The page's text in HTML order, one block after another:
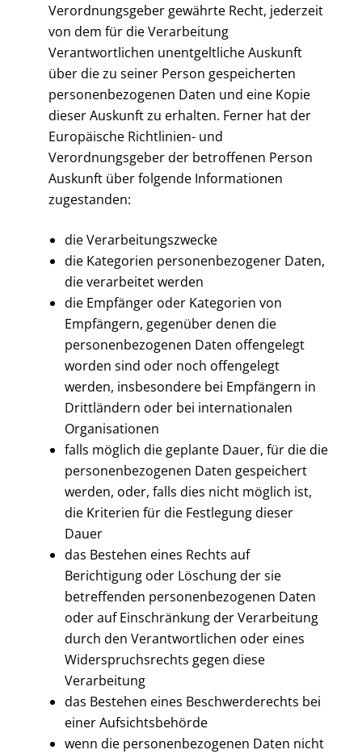
Verordnungsgeber gewährte Recht, jederzeit
von dem für die Verarbeitung
Verantwortlichen unentgeltliche Auskunft
über die zu seiner Person gespeicherten
personenbezogenen Daten und eine Kopie
dieser Auskunft zu erhalten. Ferner hat der
Europäische Richtlinien- und
Verordnungsgeber der betroffenen Person
Auskunft über folgende Informationen
zugestanden:
die Verarbeitungszwecke
die Kategorien personenbezogener Daten,
die verarbeitet werden
die Empfänger oder Kategorien von
Empfängern, gegenüber denen die
personenbezogenen Daten offengelegt
worden sind oder noch offengelegt
werden, insbesondere bei Empfängern in
Drittländern oder bei internationalen
Organisationen
falls möglich die geplante Dauer, für die die
personenbezogenen Daten gespeichert
werden, oder, falls dies nicht möglich ist,
die Kriterien für die Festlegung dieser
Dauer
das Bestehen eines Rechts auf
Berichtigung oder Löschung der sie
betreffenden personenbezogenen Daten
oder auf Einschränkung der Verarbeitung
durch den Verantwortlichen oder eines
Widerspruchsrechts gegen diese
Verarbeitung
das Bestehen eines Beschwerderechts bei
einer Aufsichtsbehörde
wenn die personenbezogenen Daten nicht